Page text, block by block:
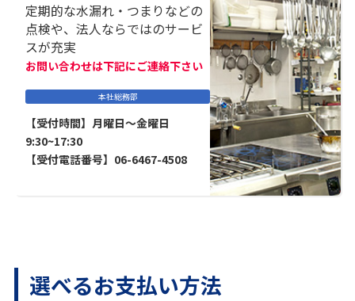
定期的な水漏れ・つまりなどの
点検や、法人ならではのサービ
スが充実
お問い合わせは下記にご連絡下さい
本社総務部
【受付時間】月曜日～金曜日
9:30~17:30
【受付電話番号】06-6467-4508
選べるお支払い方法